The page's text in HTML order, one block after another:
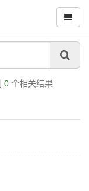
0 个相关结果.